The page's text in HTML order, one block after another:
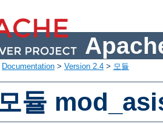
Documentation > Version 2.4 > 모듈
듈